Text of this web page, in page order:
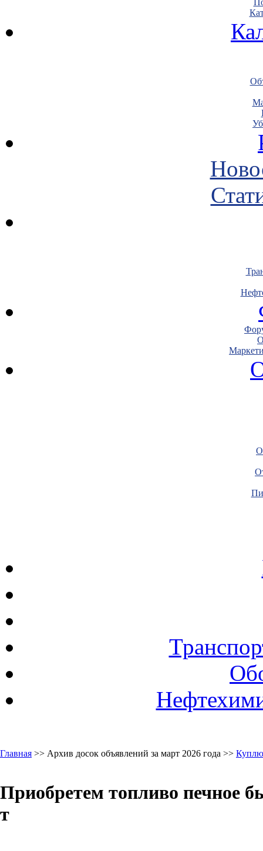
Главная >> Архив досок объявлений за март 2026 года >>
Приобретем топливо печное
т